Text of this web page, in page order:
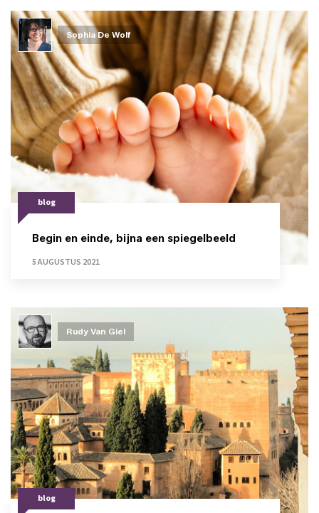
blog
Begin en einde, bijna een spiegelbeeld
5 AUGUSTUS 2021
Sophia De Wolf
blog
Rudy Van Giel